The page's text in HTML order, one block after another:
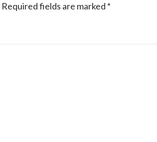
Required fields are marked *